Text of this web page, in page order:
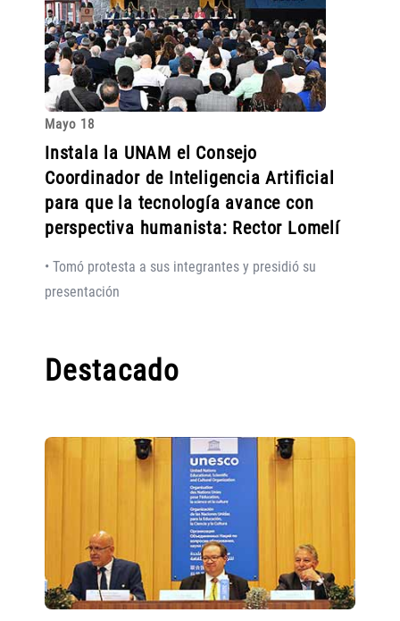
Mayo 18
Instala la UNAM el Consejo
Coordinador de Inteligencia Artificial
para que la tecnología avance con
perspectiva humanista: Rector Lomelí
• Tomó protesta a sus integrantes y presidió su
presentación
Destacado